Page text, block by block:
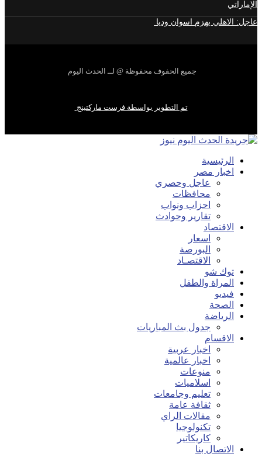
الإماراتي
عاجل: الاهلي يهزم اسوان وديا
جميع الحفوف محفوظة @ لــ الحدث اليوم
تم التطوير بواسطة فرست ماركتينج
الرئيسية
اخبار مصر
عاجل وحصري
محافظات
احزاب ونواب
تقارير وحوادث
الاقتصاد
اسعار
البورصة
الاقتصـاد
توك شو
المراة والطفل
فيديو
الصحة
الرياضة
جدول بث المباريات
الاقسام
اخبار عربية
اخبار عالمية
منوعات
اسلاميات
تعليم وجامعات
ثقافة عامة
مقالات الراي
تكنولوجيا
كاريكاتير
الاتصال بنا